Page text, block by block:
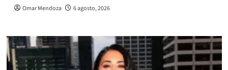
Omar Mendoza 6 agosto, 2026